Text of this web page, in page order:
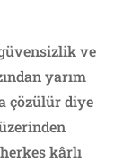
ve
yarım
çözülür diye
kârlı